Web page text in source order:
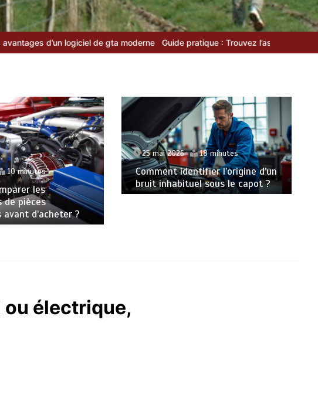
de gta moderne Guide pratique : Trouvez l’assurance idéale en un clic grâce
10 minutes
les
de pièces
d’acheter ?
25 mai 2026 18 minutes
Comment identifier l’origine d’un
bruit inhabituel sous le capot ?
ou électrique,